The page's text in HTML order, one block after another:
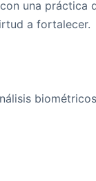
una práctica
a fortalecer.